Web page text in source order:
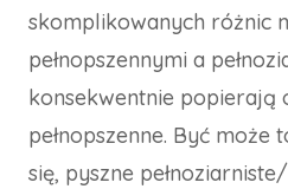
skomplikowanych różnic
pełnopszennymi a
konsekwentnie popierają
pełnopszenne. Być może
się, pyszne